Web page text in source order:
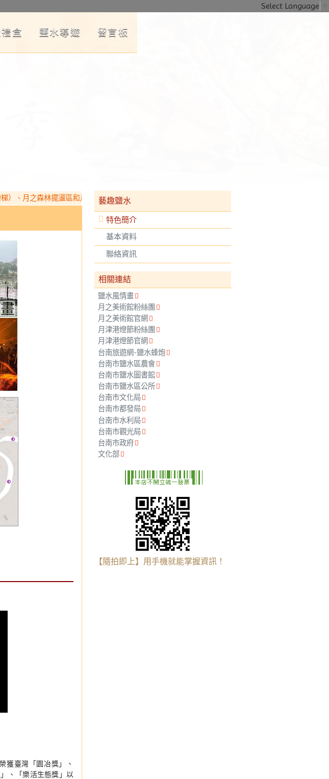
Select Language
盒 鹽水導遊 留言板
藝趣鹽水
特色簡介
基本資料
聯絡資訊
相關連結
鹽水風情畫
月之美術館粉絲團
月之美術館官網
月津港燈節粉絲團
月津港燈節官網
台南旅遊網-鹽水蜂炮
台南市鹽水區農會
台南市鹽水圖書館
台南市鹽水區公所
台南市文化局
台南市都發局
台南市水利局
台南市觀光局
台南市政府
文化部
【隨拍即上】用手機就能掌握資訊！
月之森林擺盪區和月之丘自然探險區，歡迎帶孩子一同遊樂。YouBike鹽水六站租借點已啟用，
獲臺灣「園冶獎」、
、「樂活生態獎」以